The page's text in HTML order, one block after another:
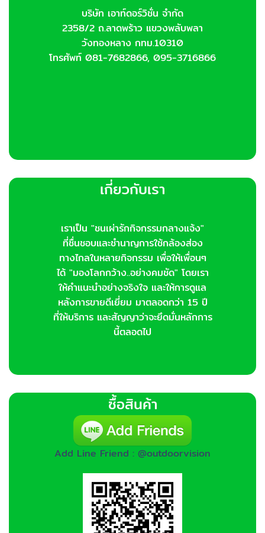
บริษัท เอาท์ดอร์วิชั่น จำกัด
2358/2 ถ.ลาดพร้าว แขวงพลับพลา
วังทองหลาง กทม.10310
โทรศัพท์ 081-7682866, 095-3716866
เกี่ยวกับเรา
เราเป็น "ชนเผ่ารักกิจกรรมกลางแจ้ง"
ที่ชื่นชอบและชำนาญการใช้กล้องส่อง
ทางไกลในหลายกิจกรรม เพื่อให้เพื่อนๆ
ได้ "มองโลกกว้าง..อย่างคมชัด" โดยเรา
ให้คำแนะนำอย่างจริงใจ และให้การดูแล
หลังการขายดีเยี่ยม มาตลอดกว่า 15 ปี
ที่ให้บริการ และสัญญาว่าจะยึดมั่นหลักการ
นี้ตลอดไป
ซื้อสินค้า
Add Line Friend : @outdoorvision